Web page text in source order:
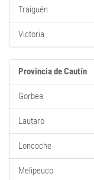
Traiguén
Victoria
Provincia de Cautín
Gorbea
Lautaro
Loncoche
Melipeuco